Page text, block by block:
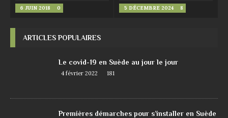
6 JUIN 2018 0 5 DÉCEMBRE 2024 8
ARTICLES POPULAIRES
Le covid-19 en Suède au jour le jour
4 février 2022 181
Premières démarches pour s’installer en Suède